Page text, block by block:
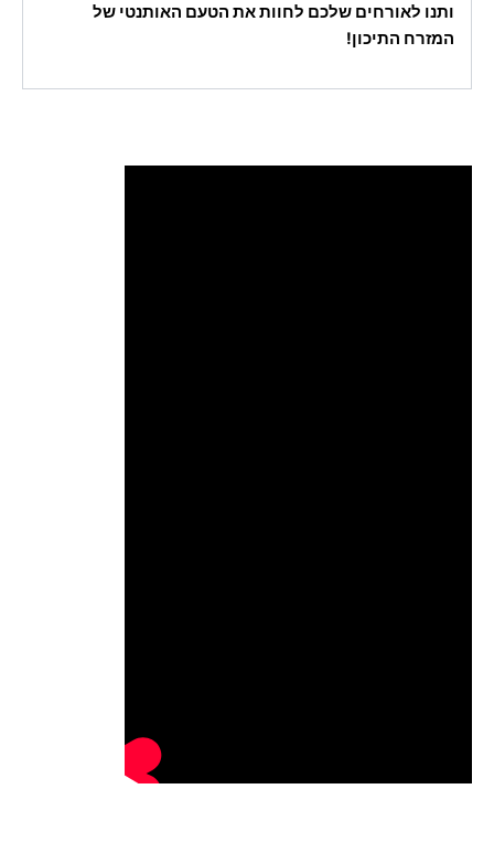
ותנו לאורחים שלכם לחוות את הטעם האותנטי של
המזרח התיכון!